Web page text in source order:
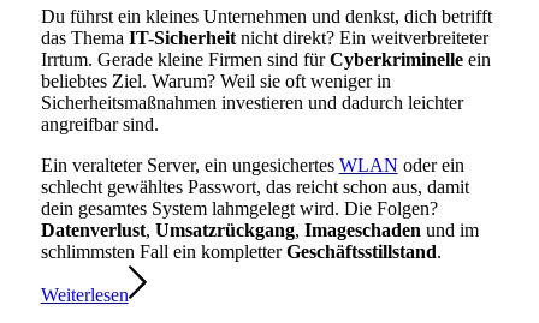
Du führst ein kleines Unternehmen und denkst, dich betrifft
das Thema IT-Sicherheitnicht direkt? Ein weitverbreiteter
Irrtum. Gerade kleine Firmen sind fürCyberkriminelleein
beliebtes Ziel. Warum? Weil sie oft weniger in
Sicherheitsmaßnahmen investieren und dadurch leichter
angreifbar sind.
Ein veralteter Server, ein ungesichertes WLAN oder ein
schlecht gewähltes Passwort, das reicht schon aus, damit
dein gesamtes System lahmgelegt wird. Die Folgen?
Datenverlust, Umsatzrückgang, Imageschaden und im
schlimmsten Fall ein kompletterGeschäftsstillstand.
Weiterlesen